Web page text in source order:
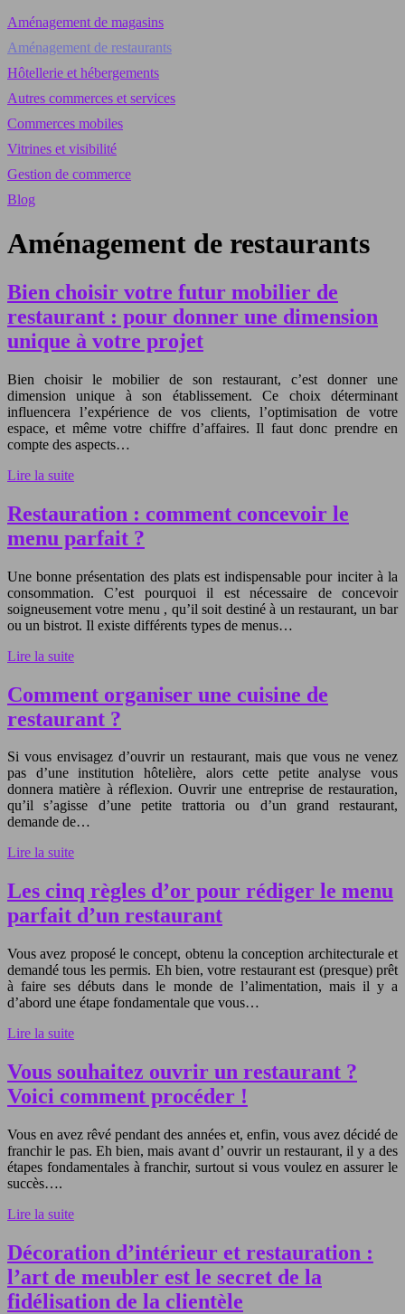
Aménagement de magasins
Aménagement de restaurants
Hôtellerie et hébergements
Autres commerces et services
Commerces mobiles
Vitrines et visibilité
Gestion de commerce
Blog
Aménagement de restaurants
Bien choisir votre futur mobilier de
restaurant : pour donner une dimension
unique à votre projet
Bien choisir le mobilier de son restaurant, c’est donner une
dimension unique à son établissement. Ce choix déterminant
influencera l’expérience de vos clients, l’optimisation de votre
espace, et même votre chiffre d’affaires. Il faut donc prendre en
compte des aspects…
Lire la suite
Restauration : comment concevoir le
menu parfait ?
Une bonne présentation des plats est indispensable pour inciter à la
consommation. C’est pourquoi il est nécessaire de concevoir
soigneusement votre menu , qu’il soit destiné à un restaurant, un bar
ou un bistrot. Il existe différents types de menus…
Lire la suite
Comment organiser une cuisine de
restaurant ?
Si vous envisagez d’ouvrir un restaurant, mais que vous ne venez
pas d’une institution hôtelière, alors cette petite analyse vous
donnera matière à réflexion. Ouvrir une entreprise de restauration,
qu’il s’agisse d’une petite trattoria ou d’un grand restaurant,
demande de…
Lire la suite
Les cinq règles d’or pour rédiger le menu
parfait d’un restaurant
Vous avez proposé le concept, obtenu la conception architecturale et
demandé tous les permis. Eh bien, votre restaurant est (presque) prêt
à faire ses débuts dans le monde de l’alimentation, mais il y a
d’abord une étape fondamentale que vous…
Lire la suite
Vous souhaitez ouvrir un restaurant ?
Voici comment procéder !
Vous en avez rêvé pendant des années et, enfin, vous avez décidé de
franchir le pas. Eh bien, mais avant d’ ouvrir un restaurant, il y a des
étapes fondamentales à franchir, surtout si vous voulez en assurer le
succès….
Lire la suite
Décoration d’intérieur et restauration :
l’art de meubler est le secret de la
fidélisation de la clientèle